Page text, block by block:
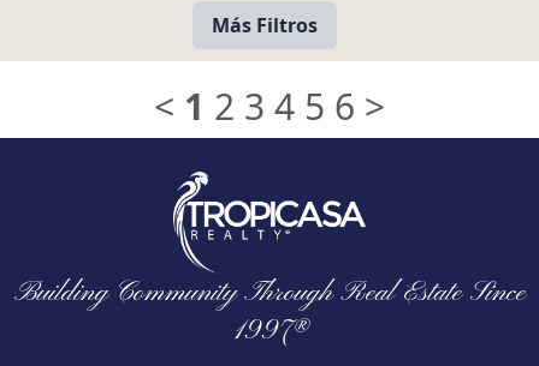
Más Filtros
Vista
< 1 2 3 4 5 6 >
Building Community Through Real Estate Since
1997®